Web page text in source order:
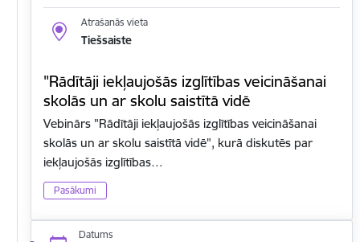
Atrašanās vieta
Tiešsaiste
"Rādītāji iekļaujošās izglītības veicināšanai
skolās un ar skolu saistītā vidē
Vebinārs "Rādītāji iekļaujošās izglītības veicināšanai
skolās un ar skolu saistītā vidē", kurā diskutēs par
iekļaujošās izglītības…
Pasākumi
Datums